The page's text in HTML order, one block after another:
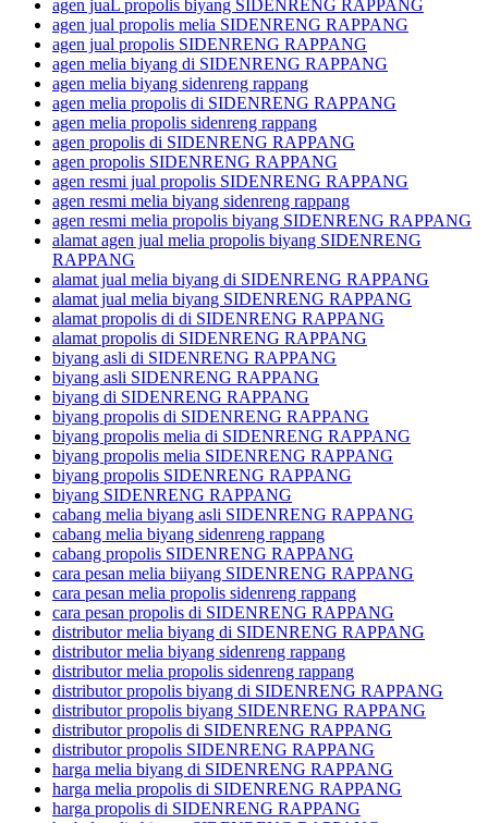
agen juaL propolis biyang SIDENRENG RAPPANG
agen jual propolis melia SIDENRENG RAPPANG
agen jual propolis SIDENRENG RAPPANG
agen melia biyang di SIDENRENG RAPPANG
agen melia biyang sidenreng rappang
agen melia propolis di SIDENRENG RAPPANG
agen melia propolis sidenreng rappang
agen propolis di SIDENRENG RAPPANG
agen propolis SIDENRENG RAPPANG
agen resmi jual propolis SIDENRENG RAPPANG
agen resmi melia biyang sidenreng rappang
agen resmi melia propolis biyang SIDENRENG RAPPANG
alamat agen jual melia propolis biyang SIDENRENG
RAPPANG
alamat jual melia biyang di SIDENRENG RAPPANG
alamat jual melia biyang SIDENRENG RAPPANG
alamat propolis di di SIDENRENG RAPPANG
alamat propolis di SIDENRENG RAPPANG
biyang asli di SIDENRENG RAPPANG
biyang asli SIDENRENG RAPPANG
biyang di SIDENRENG RAPPANG
biyang propolis di SIDENRENG RAPPANG
biyang propolis melia di SIDENRENG RAPPANG
biyang propolis melia SIDENRENG RAPPANG
biyang propolis SIDENRENG RAPPANG
biyang SIDENRENG RAPPANG
cabang melia biyang asli SIDENRENG RAPPANG
cabang melia biyang sidenreng rappang
cabang propolis SIDENRENG RAPPANG
cara pesan melia biiyang SIDENRENG RAPPANG
cara pesan melia propolis sidenreng rappang
cara pesan propolis di SIDENRENG RAPPANG
distributor melia biyang di SIDENRENG RAPPANG
distributor melia biyang sidenreng rappang
distributor melia propolis sidenreng rappang
distributor propolis biyang di SIDENRENG RAPPANG
distributor propolis biyang SIDENRENG RAPPANG
distributor propolis di SIDENRENG RAPPANG
distributor propolis SIDENRENG RAPPANG
harga melia biyang di SIDENRENG RAPPANG
harga melia propolis di SIDENRENG RAPPANG
harga propolis di SIDENRENG RAPPANG